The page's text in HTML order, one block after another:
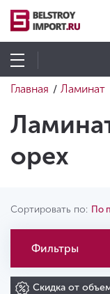
Главная / Ламинат
орех
Сортировать по: По
Фильтры
Скидка от